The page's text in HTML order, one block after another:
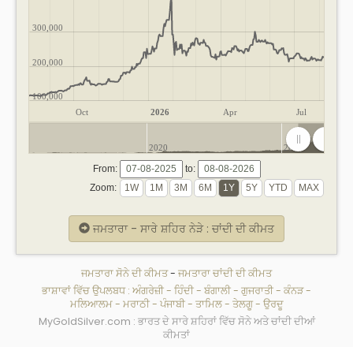
Oct 2026 Apr Jul
100,000
200,000
300,000
2020 2025
From:
to:
Zoom:
ਜਮਤਾਰਾ - ਸਾਰੇ ਸ਼ਹਿਰ ਨੇੜੇ : ਚਾਂਦੀ ਦੀ ਕੀਮਤ
ਜਮਤਾਰਾ ਸੋਨੇ ਦੀ ਕੀਮਤ- ਜਮਤਾਰਾ ਚਾਂਦੀ ਦੀ ਕੀਮਤ
ਭਾਸ਼ਾਵਾਂ ਵਿੱਚ ਉਪਲਬਧ : ਅੰਗਰੇਜ਼ੀ- ਹਿੰਦੀ- ਬੰਗਾਲੀ- ਗੁਜਰਾਤੀ- ਕੰਨੜ-
ਮਲਿਆਲਮ- ਮਰਾਠੀ- ਪੰਜਾਬੀ- ਤਾਮਿਲ- ਤੇਲਗੂ- ਉਰਦੂ
MyGoldSilver.com : ਭਾਰਤ ਦੇ ਸਾਰੇ ਸ਼ਹਿਰਾਂ ਵਿੱਚ ਸੋਨੇ ਅਤੇ ਚਾਂਦੀ ਦੀਆਂ
ਕੀਮਤਾਂ